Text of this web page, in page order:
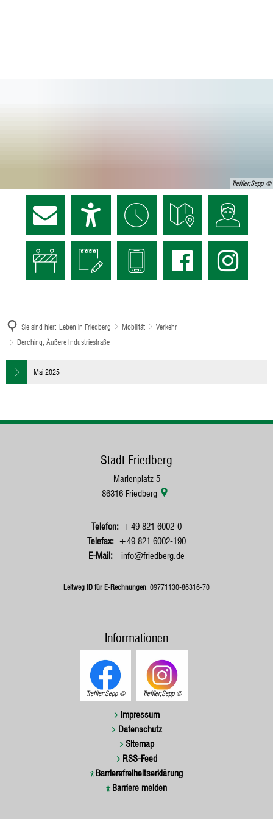
Treffler;Sepp
Sie sind hier: Leben in Friedberg Mobilität
Verkehr
Derching, Äußere Industriestraße
Derching,
Mai 2025
Stadt Friedberg
Marienplatz 5
86316 Friedberg
+49 821 6002-0
+49 821 6002-190
info@friedberg.de
Leitweg ID für E-Rechnungen: 09771130-86316-70
Informationen
Treffler;Sepp Treffler;Sepp
Impressum
Datenschutz
Sitemap
RSS-Feed
Barrierefreiheitserklärung
Barriere melden